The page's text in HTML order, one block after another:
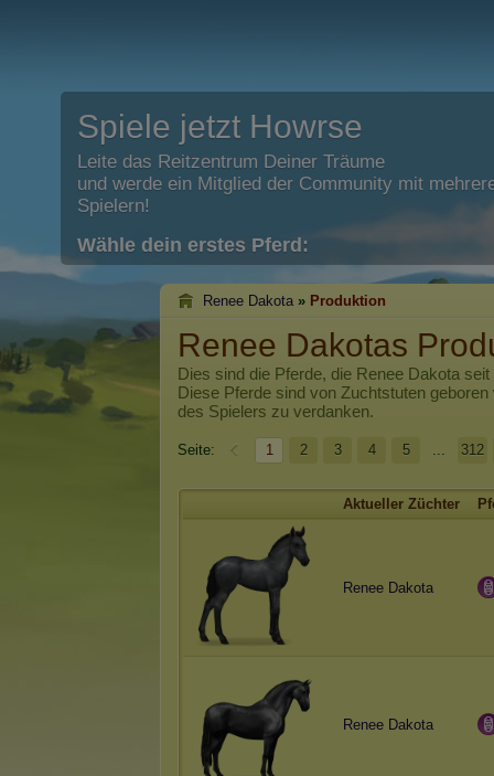
Spiele jetzt Howrse
Leite das Reitzentrum Deiner Träume
und werde ein Mitglied der Community mit
Spielern!
Wähle dein erstes Pferd:
Renee Dakota » Produktion
Renee Dakotas
Dies sind die Pferde, die Renee Dakota seit
Diese Pferde sind von Zuchtstuten
des Spielers zu verdanken.
Seite: 1 2 3 4 5 ... 312
Aktueller Züchter
Renee Dakota
Renee Dakota